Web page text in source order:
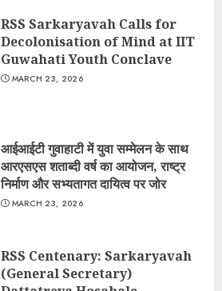
RSS Sarkaryavah Calls for
Decolonisation of Mind at IIT
Guwahati Youth Conclave
MARCH 23, 2026
आईआईटी गुवाहाटी में युवा सम्मेलन के साथ
आरएसएस शताब्दी वर्ष का आयोजन, राष्ट्र
निर्माण और सभ्यतागत दायित्व पर जोर
MARCH 23, 2026
RSS Centenary: Sarkaryavah
(General Secretary)